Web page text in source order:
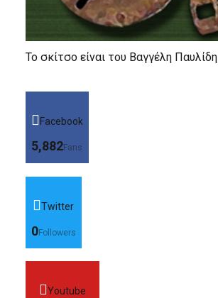
Το σκίτσο είναι του Βαγγέλη Παυλίδη
Facebook
5,882Fans
Twitter
0Followers
Youtube